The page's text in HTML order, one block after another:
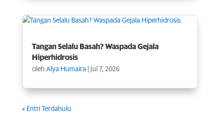
Tangan Selalu Basah? Waspada Gejala
Hiperhidrosis
oleh Alya Humaira| Jul 7, 2026
« Entri Terdahulu